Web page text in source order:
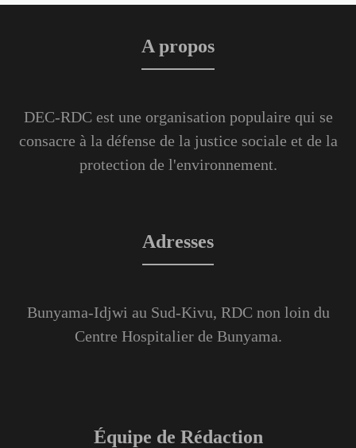
A propos
DEC-RDC est une organisation populaire qui se
consacre à la défense de la justice sociale et de la
protection de l'environnement.
Adresses
Bunyama-Idjwi au Sud-Kivu, RDC non loin du
Centre Hospitalier de Bunyama.
Équipe de Rédaction